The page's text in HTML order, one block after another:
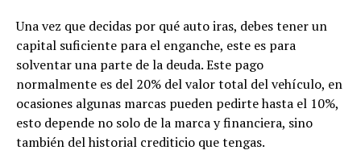
Una vez que decidas por qué auto iras, debes tener un
capital suficiente para el enganche, este es para
solventar una parte de la deuda. Este pago
normalmente es del 20% del valor total del vehículo, en
ocasiones algunas marcas pueden pedirte hasta el 10%,
esto depende no solo de la marca y financiera, sino
también del historial crediticio que tengas.